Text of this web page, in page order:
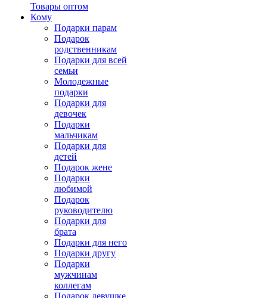
Товары оптом
Кому
Подарки парам
Подарок
родственникам
Подарки для всей
семьи
Молодежные
подарки
Подарки для
девочек
Подарки
мальчикам
Подарки для
детей
Подарок жене
Подарки
любимой
Подарок
руководителю
Подарки для
брата
Подарки для него
Подарки другу
Подарки
мужчинам
коллегам
Подарок девушке